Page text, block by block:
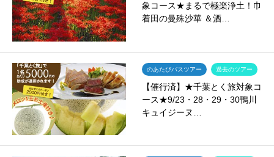
象コース★まるで極楽浄土！巾
着田の曼殊沙華 ＆酒…
のあたびバスツアー 過去のツアー
【催行済】★千葉とく旅対象コ
ース★9/23・28・29・30鴨川
キュイジーヌ…